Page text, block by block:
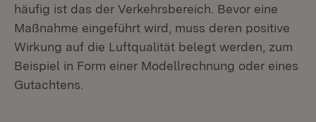
häufig ist das der Verkehrsbereich. Bevor eine
Maßnahme eingeführt wird, muss deren positive
Wirkung auf die Luftqualität belegt werden, zum
Beispiel in Form einer Modellrechnung oder eines
Gutachtens.